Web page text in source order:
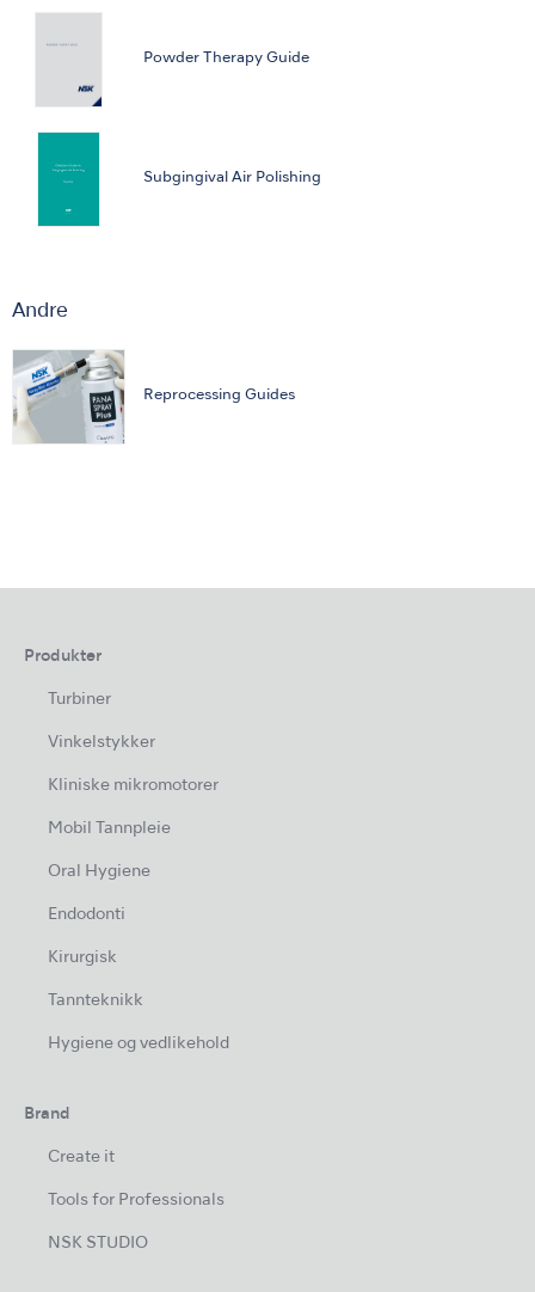
Powder Therapy Guide
Subgingival Air Polishing
Andre
Reprocessing Guides
Produkter
Turbiner
Vinkelstykker
Kliniske mikromotorer
Mobil Tannpleie
Oral Hygiene
Endodonti
Kirurgisk
Tannteknikk
Hygiene og vedlikehold
Brand
Create it
Tools for Professionals
NSK STUDIO